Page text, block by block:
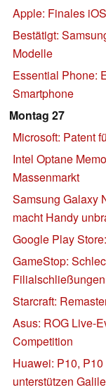
Apple: Finales
Bestätigt:
Modelle
Essential Phone:
Smartphone
Montag 27
Microsoft: Patent
Intel Optane
Massenmarkt
Samsung Galaxy
macht Handy
Google Play
GameStop:
Starcraft:
Asus: ROG Live-
Competition
Huawei: P10,
unterstützen